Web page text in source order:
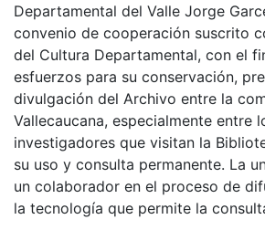
Departamental del Valle Jorge
convenio de cooperación suscrito
del Cultura Departamental, con el
esfuerzos para su conservación,
divulgación del Archivo entre la
Vallecaucana, especialmente entre
investigadores que visitan la
su uso y consulta permanente. La
un colaborador en el proceso de
la tecnología que permite la